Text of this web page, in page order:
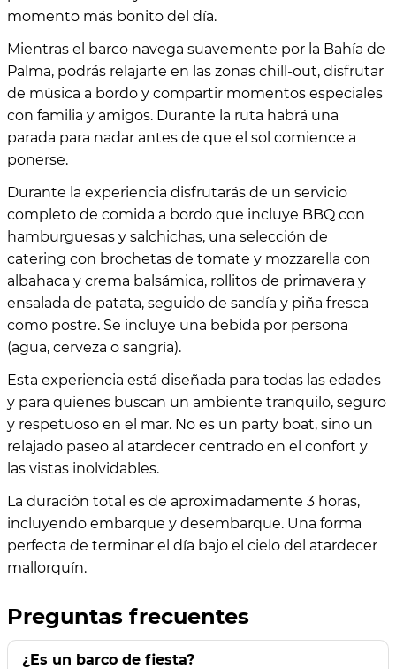
momento más bonito del día.
Mientras el barco navega suavemente por la Bahía de
Palma, podrás relajarte en las zonas chill-out, disfrutar
de música a bordo y compartir momentos especiales
con familia y amigos. Durante la ruta habrá una
parada para nadar antes de que el sol comience a
ponerse.
Durante la experiencia disfrutarás de un servicio
completo de comida a bordo que incluye BBQ con
hamburguesas y salchichas, una selección de
catering con brochetas de tomate y mozzarella con
albahaca y crema balsámica, rollitos de primavera y
ensalada de patata, seguido de sandía y piña fresca
como postre. Se incluye una bebida por persona
(agua, cerveza o sangría).
Esta experiencia está diseñada para todas las edades
y para quienes buscan un ambiente tranquilo, seguro
y respetuoso en el mar. No es un party boat, sino un
relajado paseo al atardecer centrado en el confort y
las vistas inolvidables.
La duración total es de aproximadamente 3 horas,
incluyendo embarque y desembarque. Una forma
perfecta de terminar el día bajo el cielo del atardecer
mallorquín.
Preguntas frecuentes
¿Es un barco de fiesta?